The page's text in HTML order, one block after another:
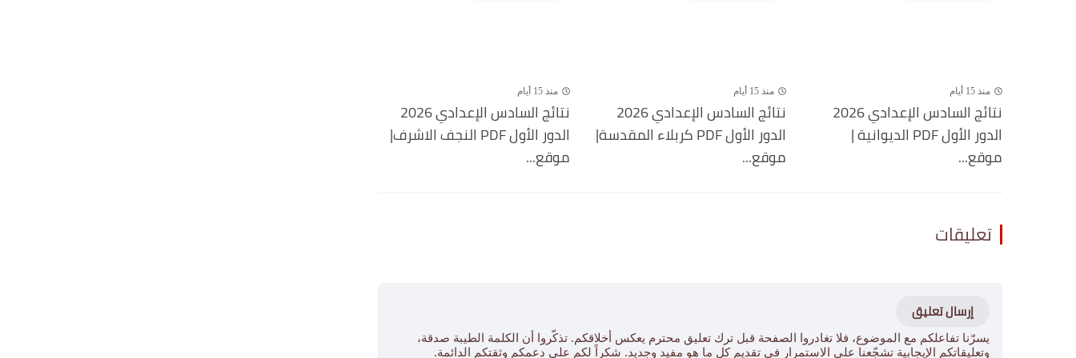
منذ 15 أيام
نتائج السادس الإعدادي 2026
الدور الأول PDF الديوانية |
موقع...
منذ 15 أيام
نتائج السادس الإعدادي 2026
الدور الأول PDF كربلاء المقدسة|
موقع...
منذ 15 أيام
نتائج السادس الإعدادي 2026
الدور الأول PDF النجف الاشرف|
موقع...
تعليقات
إرسال تعليق
يسرّنا تفاعلكم مع الموضوع، فلا تغادروا الصفحة قبل ترك تعليق محترم يعكس أخلاقكم. تذكّروا أن الكلمة الطيبة صدقة،
وتعليقاتكم الإيجابية تشجّعنا على الاستمرار في تقديم كل ما هو مفيد وجديد. شكراً لكم على دعمكم وثقتكم الدائمة.